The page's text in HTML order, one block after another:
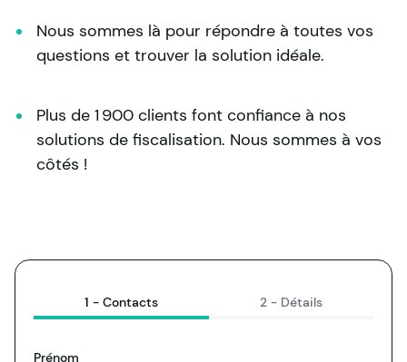
Nous sommes là pour répondre à toutes vos
questions et trouver la solution idéale.
Plus de 1 900 clients font confiance à nos
solutions de fiscalisation. Nous sommes à vos
côtés !
1 - Contacts 2 - Détails
Prénom